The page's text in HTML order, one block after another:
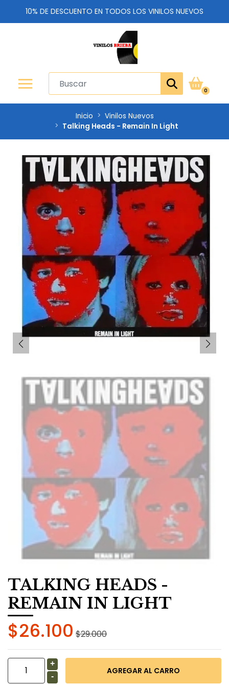
10% DE DESCUENTO EN TODOS LOS VINILOS NUEVOS
0
Inicio
Vinilos Nuevos
Talking Heads - Remain In Light
TALKING HEADS -
REMAIN IN LIGHT
$26.100 $29.000
+
-